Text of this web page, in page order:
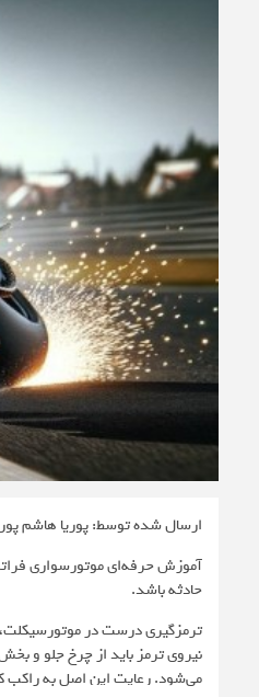
ارسال شده توسط: پوریا هاشم پور
حادثه باشد.
می‌شود. رعایت این اصل به راکب